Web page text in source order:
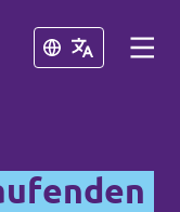
Schließen
Schließen